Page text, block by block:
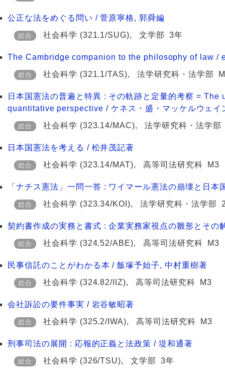
公正な法をめぐる問い / 菅原寧格, 郭舜編
総合 社会科学 (321.1/SUG),文学部 3年
The Cambridge companion to the philosophy of law /
総合 社会科学 (321.1/TAS),法学研究科・法学部
日本国憲法の普遍と特異 : その軌跡と定量的考察 =
quantitative perspective / ケネス・盛・マッケルウェイ
総合 社会科学 (323.14/MAC),法学研究科・法学部
日本国憲法を考える / 松井茂記著
総合 社会科学 (323.14/MAT),高等司法研究科 M3
「ナチス憲法」一問一答 : ワイマール憲法の崩壊と日本
総合 社会科学 (323.34/KOI),法学研究科・法学部
契約書作成の実務と書式 : 企業実務家視点の雛形とその
総合 社会科学 (324.52/ABE),高等司法研究科 M3
民事信託のことがわかる本 / 飯塚予始子, 中村重樹著
総合 社会科学 (324.82/IIZ),高等司法研究科 M3
会社訴訟の要件事実 / 岩谷敏昭著
総合 社会科学 (325.2/IWA),高等司法研究科 M3
刑事司法の展開 : 応報的正義と法政策 / 堤和通著
総合 社会科学 (326/TSU),文学部 3年